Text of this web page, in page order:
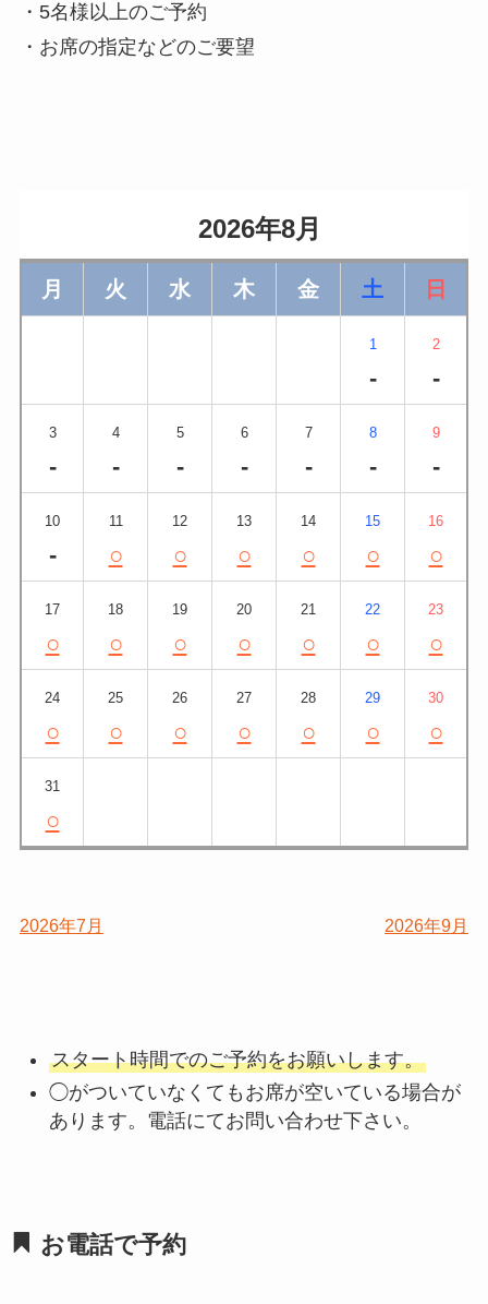
・5名様以上のご予約
・お席の指定などのご要望
                    2026年8月
月 火 水 木 金 土 日
1
-
2
-
3
-
4
-
5
-
6
-
7
-
8
-
9
-
10
-
11
○
12
○
13
○
14
○
15
○
16
○
17
○
18
○
19
○
20
○
21
○
22
○
23
○
24
○
25
○
26
○
27
○
28
○
29
○
30
○
31
○
2026年7月 2026年9月
スタート時間でのご予約をお願いします。
◯がついていなくてもお席が空いている場合が
あります。電話にてお問い合わせ下さい。
お電話で予約